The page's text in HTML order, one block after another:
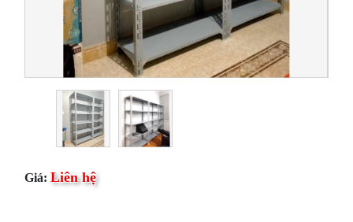
Giá: Liên hệ